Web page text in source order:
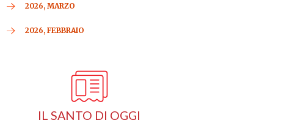
2026, MARZO
2026, FEBBRAIO
IL SANTO DI OGGI